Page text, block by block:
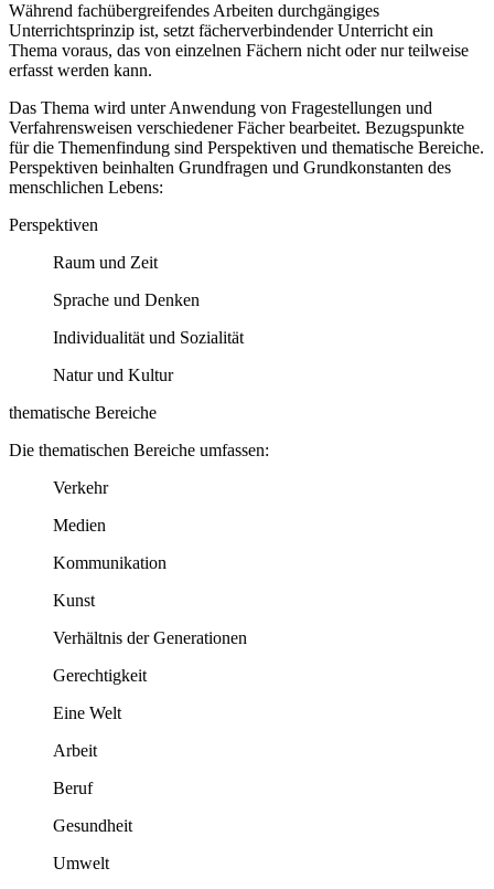
Während fachübergreifendes Arbeiten durchgängiges
Unterrichtsprinzip ist, setzt fächerverbindender Unterricht ein
Thema voraus, das von einzelnen Fächern nicht oder nur teilweise
erfasst werden kann.
Das Thema wird unter Anwendung von Fragestellungen und
Verfahrensweisen verschiedener Fächer bearbeitet. Bezugspunkte
für die Themenfindung sind Perspektiven und thematische Bereiche.
Perspektiven beinhalten Grundfragen und Grundkonstanten des
menschlichen Lebens:
Perspektiven
Raum und Zeit
Sprache und Denken
Individualität und Sozialität
Natur und Kultur
thematische Bereiche
Die thematischen Bereiche umfassen:
Verkehr
Medien
Kommunikation
Kunst
Verhältnis der Generationen
Gerechtigkeit
Eine Welt
Arbeit
Beruf
Gesundheit
Umwelt